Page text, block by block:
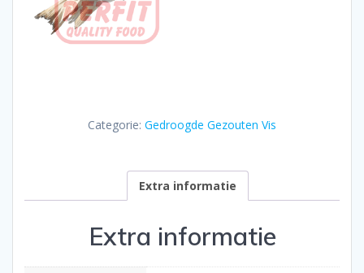
Categorie: Gedroogde Gezouten Vis
Extra informatie
Extra informatie